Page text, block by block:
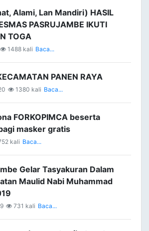
Alami, Lan Mandiri) HASIL
PASRUJAMBE IKUTI
TOGA
1488 kali Baca...
PANEN RAYA
1380 kali Baca...
FORKOPIMCA beserta
masker gratis
kali Baca...
Gelar Tasyakuran Dalam
Maulid Nabi Muhammad
731 kali Baca...